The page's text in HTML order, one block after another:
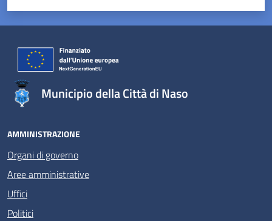
Valuta 5 stelle su 5
Valuta 4 stelle su 5
Valuta 3 stelle su 5
Valuta 2 stelle su 5
Valuta 1 stelle su 5
Municipio della Città di Naso
AMMINISTRAZIONE
Organi di governo
Aree amministrative
Uffici
Politici